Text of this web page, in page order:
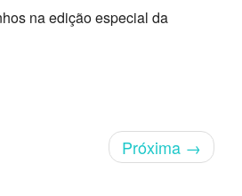
na edição especial da
Próxima →